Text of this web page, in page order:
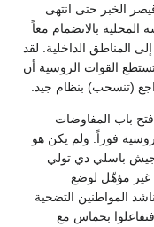
الخبر حتى انتهى
المحلية بالانضمام معاً
المناطق الداخلية. لقد
القوات الروسية أن
(تنسحب) بنظام جيد.
فتح باب المفاوضات
فوراً. ولم يكن هو
جيش باسلي دي تولي
غير مؤهّل لوضع
المواطنين التضحية
فتفاعلوا بحماس مع